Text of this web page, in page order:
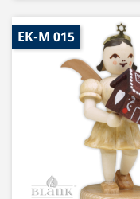
EK-M 015